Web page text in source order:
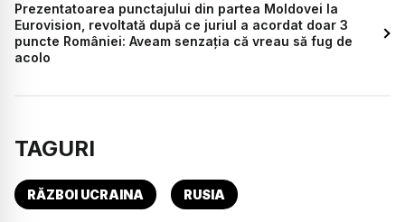
Prezentatoarea punctajului din partea Moldovei la
Eurovision, revoltată după ce juriul a acordat doar 3
puncte României: Aveam senzația că vreau să fug de
acolo
TAGURI
RĂZBOI UCRAINA RUSIA